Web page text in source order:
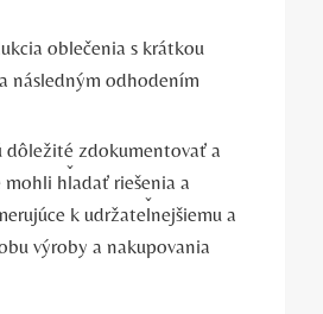
oblečenia s krátkou
následným odhodením
dôležité zdokumentovať a
hľadať riešenia a
k udržateľnejšiemu a
výroby a nakupovania